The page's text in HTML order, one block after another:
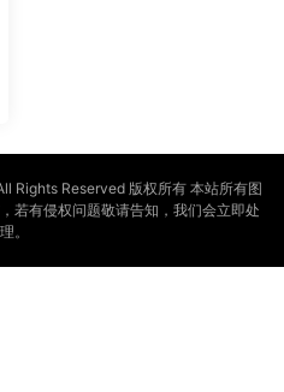
Rights Reserved 版权所有 本站所有图
若有侵权问题敬请告知，我们会立即处
理。